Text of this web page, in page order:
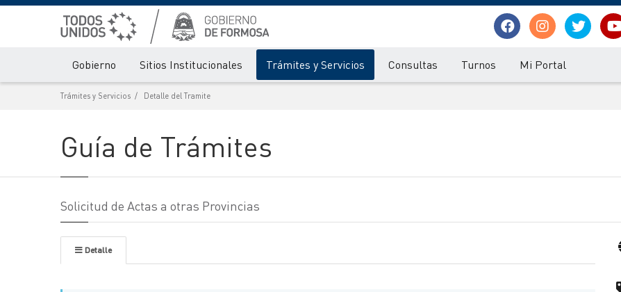
Gobierno Sitios Institucionales Trámites y Servicios Consultas Turnos Mi Portal
Trámites y Servicios Detalle del Tramite
Guía de Trámites
Solicitud de Actas a otras Provincias
Detalle